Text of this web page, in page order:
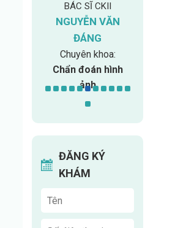
BÁC SĨ CKII
NGUYỄN VĂN
ĐÁNG
Chuyên khoa:
Chẩn đoán hình
ảnh
ĐĂNG KÝ
KHÁM